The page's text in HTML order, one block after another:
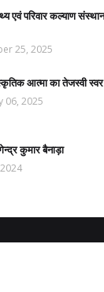
एवं परिवार कल्याण
25, 2025
आत्मा का तेजस्वी
06, 2025
कुमार बैनाड़ा